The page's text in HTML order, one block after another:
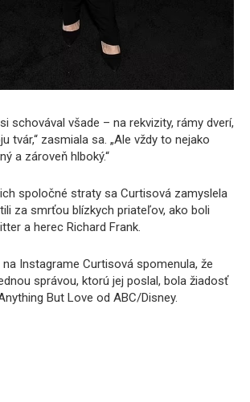
schovával všade – na rekvizity, rámy dverí,
tvár,“ zasmiala sa. „Ale vždy to nejako
a zároveň hlboký.“
spoločné straty sa Curtisová zamyslela
za smrťou blízkych priateľov, ako boli
a herec Richard Frank.
Instagrame Curtisová spomenula, že
správou, ktorú jej poslal, bola žiadosť
But Love od ABC/Disney.